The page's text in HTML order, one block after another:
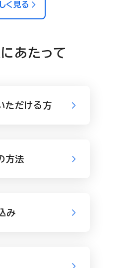
く見る
あたって
ただける方
方法
み